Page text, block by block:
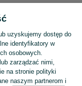
Skorzystaj z największego serwisu ogłoszeniowego - Gniewomirowice i okolice! Kupuj to, czego pragniesz i sprzedawaj to, czego już nie potrzebujesz! Zobacz
uzyskujemy dostęp do
identyfikatory w
osobowych.
zarządzać nimi,
na stronie polityki
naszym partnerom i